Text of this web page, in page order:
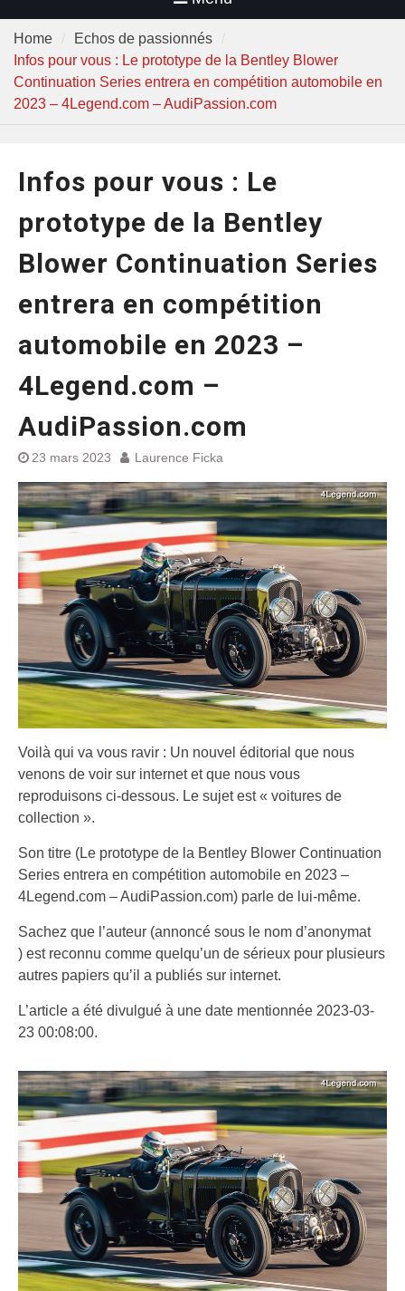
Home
Echos de passionnés
Infos pour vous : Le prototype de la Bentley Blower
Continuation Series entrera en compétition automobile en
2023 – 4Legend.com – AudiPassion.com
Infos pour vous : Le
prototype de la Bentley
Blower Continuation Series
entrera en compétition
automobile en 2023 –
4Legend.com –
AudiPassion.com
23 mars 2023 Laurence Ficka
Voilà qui va vous ravir : Un nouvel éditorial que nous
venons de voir sur internet et que nous vous
reproduisons ci-dessous. Le sujet est « voitures de
collection ».
Son titre (Le prototype de la Bentley Blower Continuation
Series entrera en compétition automobile en 2023 –
4Legend.com – AudiPassion.com) parle de lui-même.
Sachez que l’auteur (annoncé sous le nom d’anonymat
) est reconnu comme quelqu’un de sérieux pour plusieurs
autres papiers qu’il a publiés sur internet.
L’article a été divulgué à une date mentionnée 2023-03-
23 00:08:00.